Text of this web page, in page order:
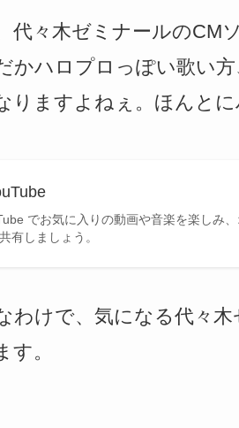
代々木ゼミナールのCM
かハロプロっぽい歌い
りますよねぇ。ほんと
でお気に入りの動画や音楽を楽しみ
有しましょう。
わけで、気になる代々
す。